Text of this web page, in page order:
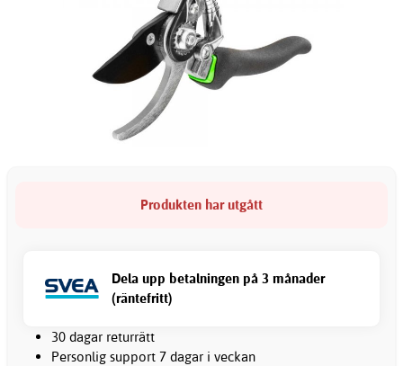
Produkten har utgått
Dela upp betalningen på 3 månader
(räntefritt)
30 dagar returrätt
Personlig support 7 dagar i veckan